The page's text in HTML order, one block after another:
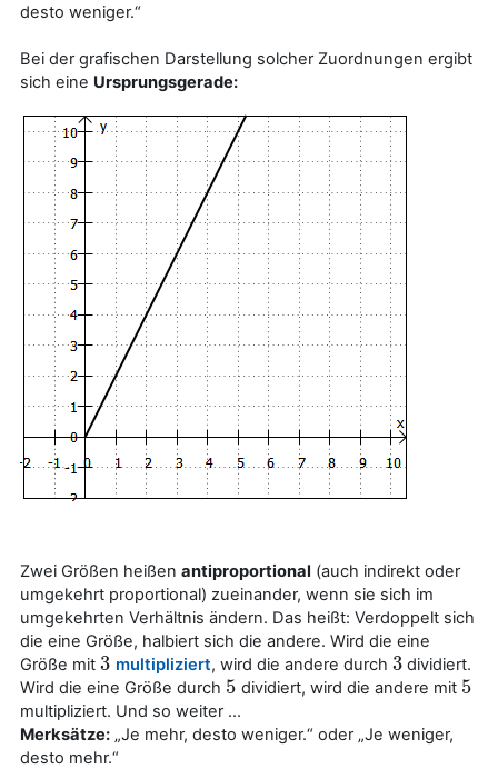
desto weniger.“
Bei der grafischen Darstellung solcher Zuordnungen ergibt
sich eine Ursprungsgerade:
Zwei Größen heißen antiproportional (auch indirekt oder
umgekehrt proportional) zueinander, wenn sie sich im
umgekehrten Verhältnis ändern. Das heißt: Verdoppelt sich
die eine Größe, halbiert sich die andere. Wird die eine
Größe mit 3
3 multipliziert, wird die andere durch 3
3 dividiert.
Wird die eine Größe durch 5
5 dividiert, wird die andere mit 5
5
multipliziert. Und so weiter …
Merksätze: „Je mehr, desto weniger.“ oder „Je weniger,
desto mehr.“